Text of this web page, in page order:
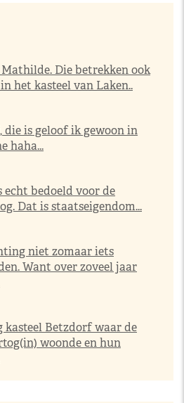
Die betrekken ook
het kasteel van Laken..
die is geloof ik gewoon in
haha...
echt bedoeld voor de
Dat is staatseigendom...
niet zomaar iets
Want over zoveel jaar
kasteel Betzdorf waar de
woonde en hun